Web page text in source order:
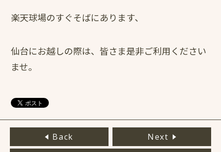
楽天球場のすぐそばにあります、
仙台にお越しの際は、皆さま是非ご利用ください
ませ。
Back Next